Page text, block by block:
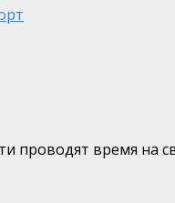
проводят время на